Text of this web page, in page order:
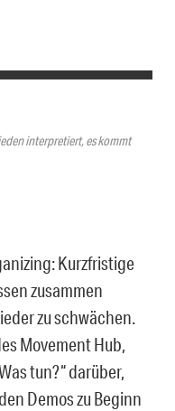
interpretiert, es kommt
Kurzfristige
zusammen
zu schwächen.
Movement Hub,
tun?“ darüber,
Demos zu Beginn